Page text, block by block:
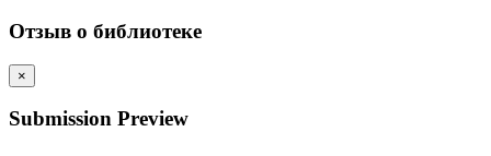
Отзыв о библиотеке
×
Submission Preview